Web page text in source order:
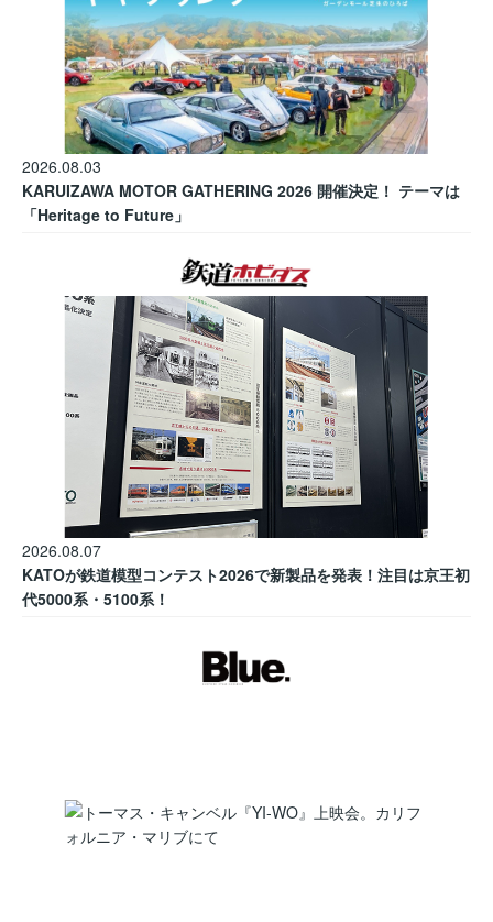
2026.08.03
KARUIZAWA MOTOR GATHERING 2026 開催決定！ テーマは
「Heritage to Future」
2026.08.07
KATOが鉄道模型コンテスト2026で新製品を発表！注目は京王初
代5000系・5100系！